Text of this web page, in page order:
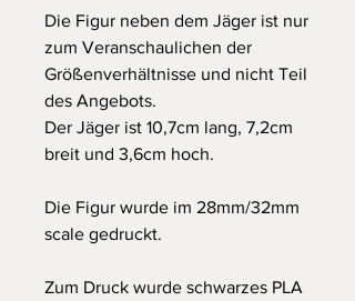
Die Figur neben dem Jäger ist nur
zum Veranschaulichen der
Größenverhältnisse und nicht Teil
des Angebots.
Der Jäger ist 10,7cm lang, 7,2cm
breit und 3,6cm hoch.
Die Figur wurde im 28mm/32mm
scale gedruckt.
Zum Druck wurde schwarzes PLA